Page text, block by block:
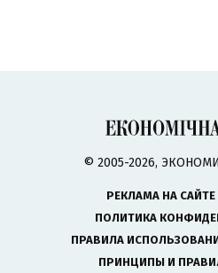
© 2005-2026,
РЕКЛАМА НА САЙТЕ
ПОЛИТИКА
ПРАВИЛА
ПРИНЦИПЫ И